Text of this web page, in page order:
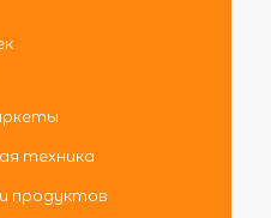
техника
продуктов